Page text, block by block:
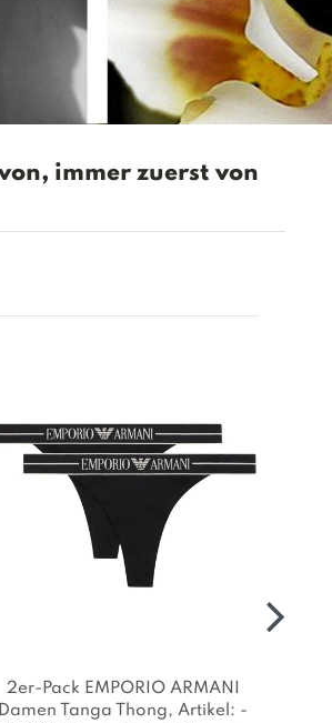
immer zuerst von
2er-Pack EMPORIO ARMANI
Damen Tanga Thong, Artikel: -